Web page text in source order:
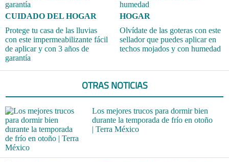
CUIDADO DEL HOGAR
Protege tu casa de las lluvias
con este impermeabilizante fácil
de aplicar y con 3 años de
garantía
HOGAR
Olvídate de las goteras con este
sellador que puedes aplicar en
techos mojados y con humedad
OTRAS NOTICIAS
Los mejores trucos para dormir bien
durante la temporada de frío en otoño
| Terra México